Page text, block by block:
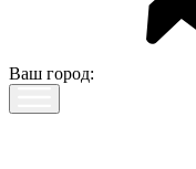
Ваш город: